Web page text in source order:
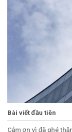
Bài viết đầu tiên
Cảm ơn vì đã ghé